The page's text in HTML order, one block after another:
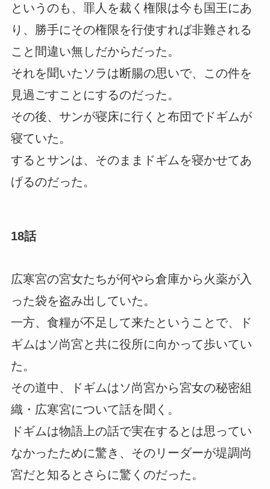
というのも、罪人を裁く権限は今も国王にあ
り、勝手にその権限を行使すれば非難される
こと間違い無しだからだった。
それを聞いたソラは断腸の思いで、この件を
見過ごすことにするのだった。
その後、サンが寝床に行くと布団でドギムが
寝ていた。
するとサンは、そのままドギムを寝かせてあ
げるのだった。
18話
広寒宮の宮女たちが何やら倉庫から火薬が入
った袋を盗み出していた。
一方、食糧が不足して来たということで、ド
ギムはソ尚宮と共に役所に向かって歩いてい
た。
その道中、ドギムはソ尚宮から宮女の秘密組
織・広寒宮について話を聞く。
ドギムは物語上の話で実在するとは思ってい
なかったために驚き、そのリーダーが堤調尚
宮だと知るとさらに驚くのだった。